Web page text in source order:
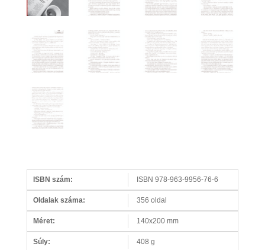
ISBN szám: ISBN 978-963-9956-76-6
Oldalak száma: 356 oldal
Méret: 140x200 mm
Súly: 408 g